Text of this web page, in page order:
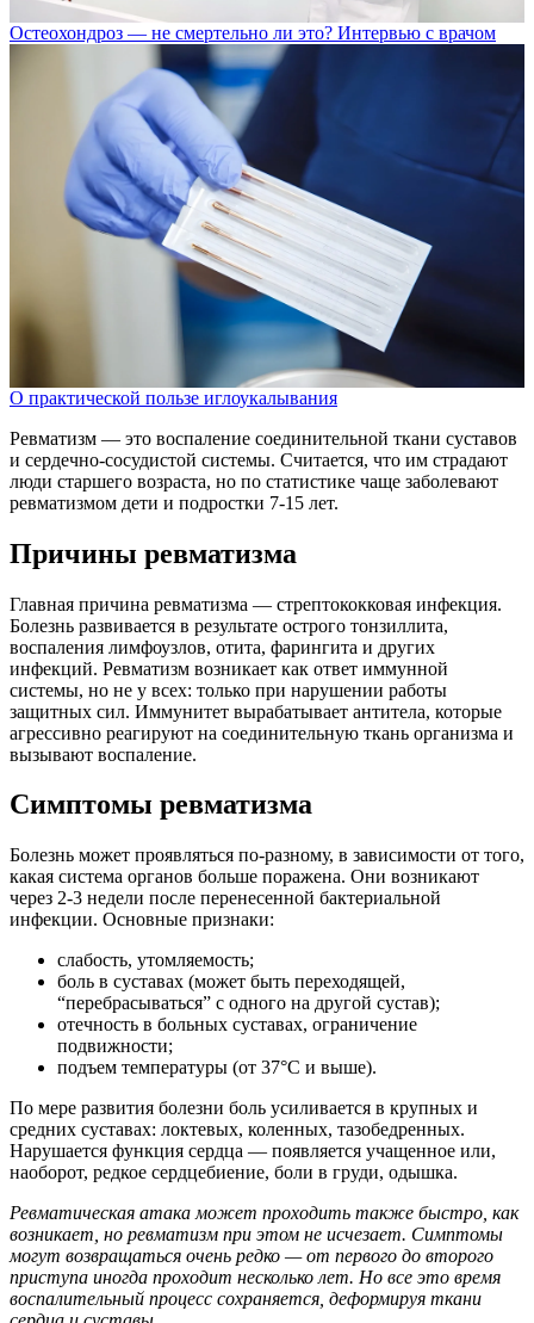
Остеохондроз — не смертельно ли это? Интервью с врачом
О практической пользе иглоукалывания
Ревматизм — это воспаление соединительной ткани суставов
и сердечно-сосудистой системы. Считается, что им страдают
люди старшего возраста, но по статистике чаще заболевают
ревматизмом дети и подростки 7-15 лет.
Причины ревматизма
Главная причина ревматизма — стрептококковая инфекция.
Болезнь развивается в результате острого тонзиллита,
воспаления лимфоузлов, отита, фарингита и других
инфекций. Ревматизм возникает как ответ иммунной
системы, но не у всех: только при нарушении работы
защитных сил. Иммунитет вырабатывает антитела, которые
агрессивно реагируют на соединительную ткань организма и
вызывают воспаление.
Симптомы ревматизма
Болезнь может проявляться по-разному, в зависимости от того,
какая система органов больше поражена. Они возникают
через 2-3 недели после перенесенной бактериальной
инфекции. Основные признаки:
слабость, утомляемость;
боль в суставах (может быть переходящей,
“перебрасываться” с одного на другой сустав);
отечность в больных суставах, ограничение
подвижности;
подъем температуры (от 37°С и выше).
По мере развития болезни боль усиливается в крупных и
средних суставах: локтевых, коленных, тазобедренных.
Нарушается функция сердца — появляется учащенное или,
наоборот, редкое сердцебиение, боли в груди, одышка.
Ревматическая атака может проходить также быстро, как
возникает, но ревматизм при этом не исчезает. Симптомы
могут возвращаться очень редко — от первого до второго
приступа иногда проходит несколько лет. Но все это время
воспалительный процесс сохраняется, деформируя ткани